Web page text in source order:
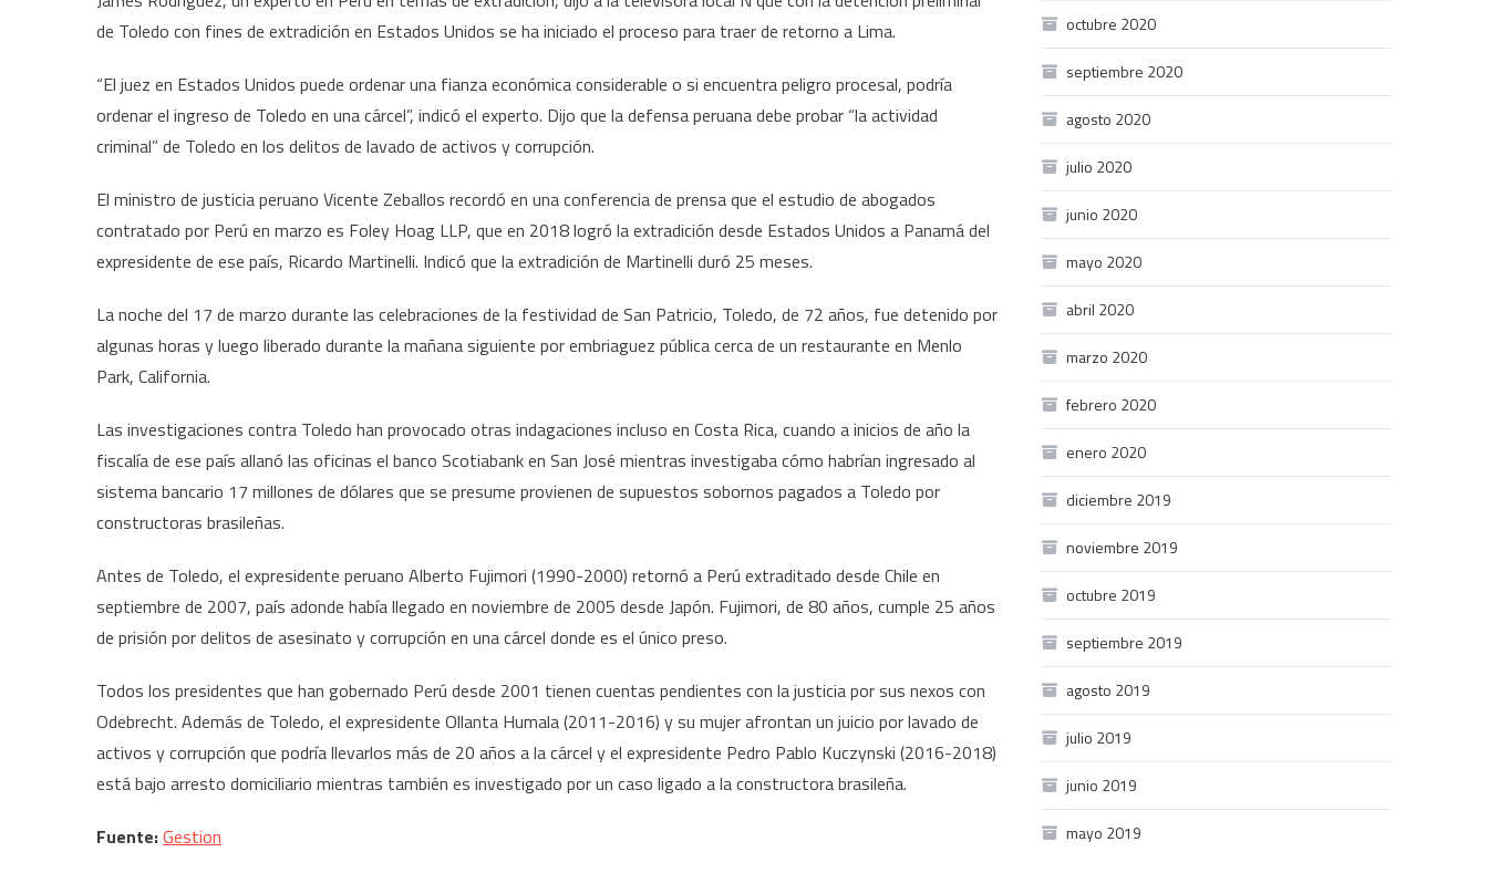
de Toledo con fines de extradición en Estados Unidos se ha iniciado el proceso para traer de retorno a Lima.
“El juez en Estados Unidos puede ordenar una fianza económica considerable o si encuentra peligro procesal, podría
ordenar el ingreso de Toledo en una cárcel”, indicó el experto. Dijo que la defensa peruana debe probar “la actividad
criminal” de Toledo en los delitos de lavado de activos y corrupción.
El ministro de justicia peruano Vicente Zeballos recordó en una conferencia de prensa que el estudio de abogados
contratado por Perú en marzo es Foley Hoag LLP, que en 2018 logró la extradición desde Estados Unidos a Panamá del
expresidente de ese país, Ricardo Martinelli. Indicó que la extradición de Martinelli duró 25 meses.
La noche del 17 de marzo durante las celebraciones de la festividad de San Patricio, Toledo, de 72 años, fue detenido por
algunas horas y luego liberado durante la mañana siguiente por embriaguez pública cerca de un restaurante en Menlo
Park, California.
Las investigaciones contra Toledo han provocado otras indagaciones incluso en Costa Rica, cuando a inicios de año la
fiscalía de ese país allanó las oficinas el banco Scotiabank en San José mientras investigaba cómo habrían ingresado al
sistema bancario 17 millones de dólares que se presume provienen de supuestos sobornos pagados a Toledo por
constructoras brasileñas.
Antes de Toledo, el expresidente peruano Alberto Fujimori (1990-2000) retornó a Perú extraditado desde Chile en
septiembre de 2007, país adonde había llegado en noviembre de 2005 desde Japón. Fujimori, de 80 años, cumple 25 años
de prisión por delitos de asesinato y corrupción en una cárcel donde es el único preso.
Todos los presidentes que han gobernado Perú desde 2001 tienen cuentas pendientes con la justicia por sus nexos con
Odebrecht. Además de Toledo, el expresidente Ollanta Humala (2011-2016) y su mujer afrontan un juicio por lavado de
activos y corrupción que podría llevarlos más de 20 años a la cárcel y el expresidente Pedro Pablo Kuczynski (2016-2018)
está bajo arresto domiciliario mientras también es investigado por un caso ligado a la constructora brasileña.
Fuente:Gestion
octubre 2020
septiembre 2020
agosto 2020
julio 2020
junio 2020
mayo 2020
abril 2020
marzo 2020
febrero 2020
enero 2020
diciembre 2019
noviembre 2019
octubre 2019
septiembre 2019
agosto 2019
julio 2019
junio 2019
mayo 2019